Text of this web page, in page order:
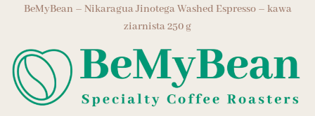
BeMyBean – Nikaragua Jinotega Washed Espresso – kawa
ziarnista 250 g